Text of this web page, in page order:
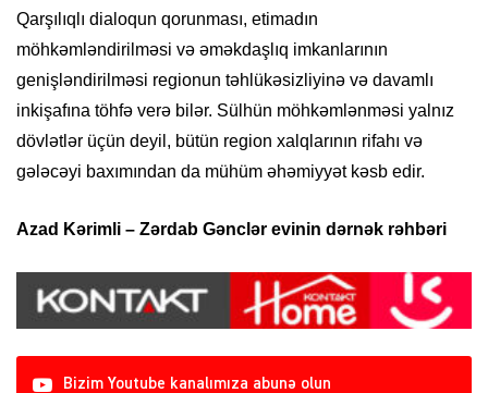
Qarşılıqlı dialoqun qorunması, etimadın
möhkəmləndirilməsi və əməkdaşlıq imkanlarının
genişləndirilməsi regionun təhlükəsizliyinə və davamlı
inkişafına töhfə verə bilər. Sülhün möhkəmlənməsi yalnız
dövlətlər üçün deyil, bütün region xalqlarının rifahı və
gələcəyi baxımından da mühüm əhəmiyyət kəsb edir.
Azad Kərimli – Zərdab Gənclər evinin dərnək rəhbəri
Bizim Youtube kanalımıza abunə olun